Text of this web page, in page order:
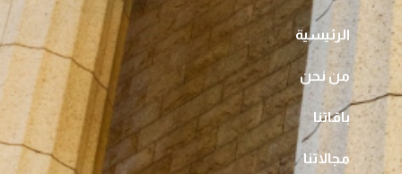
الرئيسية
من نحن
باقاتنا
مجالاتنا